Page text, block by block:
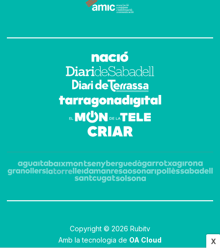
X
Copyright © 2026 Rubitv
Amb la tecnologia de OA Cloud